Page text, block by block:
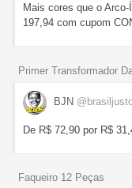
Mais cores que o
197,94 com cupom
Primer Transformador
BJN
De R$ 72,90 por R$
Faqueiro 12 Peças